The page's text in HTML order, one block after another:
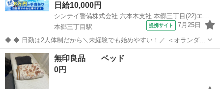
日給10,000円
本郷三丁目駅
提携サイト 7月25日
◆ ◆ 日勤は2人体制だから＼未経験でも始めやすい！／ ＜オランダヒ
ルズ森タワーで施設警備をお任せ＞ 日勤のみ＆週3日～OKの自由シフ
ト制 プライベートとの両立もバッチリ！ アクセス抜群で通勤も楽チン
です♪ ＼未経験ス...
東京 文京区 本郷三丁目駅 警備員
無印良品 ベッド
0円